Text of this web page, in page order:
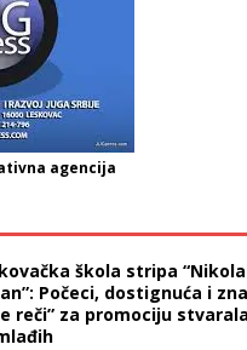
agencija
škola stripa
Počeci, dostignuća i
reči” za promociju